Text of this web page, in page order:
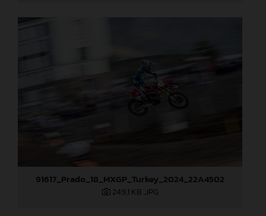
91617_Prado_18_MXGP_Turkey_2024_22A4502
249,1 KB .JPG